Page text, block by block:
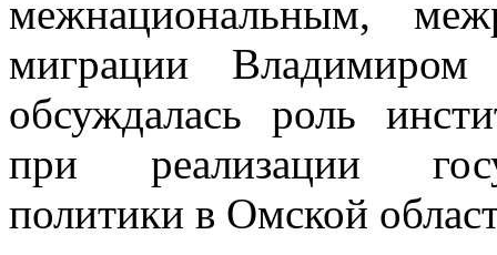
межнациональным,
миграции
обсуждалась роль
при реализации
политики в Омской